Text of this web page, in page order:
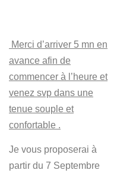
Merci d’arriver 5 mn en
avance afin de
commencer à l’heure et
venez svp dans une
tenue souple et
confortable .
Je vous proposerai à
partir du 7 Septembre